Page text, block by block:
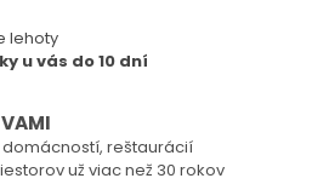
lehoty
u vás do 10 dní
reštaurácií
už viac než 30 rokov